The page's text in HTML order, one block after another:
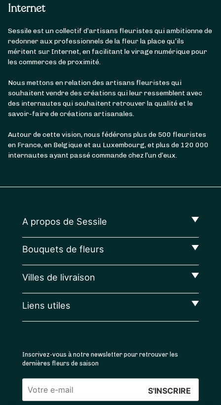
Internet
Sessile est un collectif d’artisans fleuristes qui ambitionne de
redonner aux professionnels de la fleur la place qu’ils
méritent sur Internet, en facilitant le virage numérique pour
les commerces de proximité.
Nous mettons en relation des artisans fleuristes qui
souhaitent vendre des créations qui leur ressemblent avec
des internautes qui souhaitent retrouver la qualité et le
savoir-faire de créations artisanales.
Autour de cette vision, nous fédérons plus de 500 fleuristes
en France, en Belgique et au Luxembourg, et plus de 120 000
internautes ayant passé commande chez l’un d’eux.
A propos de Sessile
Bouquets de fleurs
Villes de livraison
Liens utiles
Inscrivez-vous à notre newsletter pour retrouver les
dernières fleurs de saison